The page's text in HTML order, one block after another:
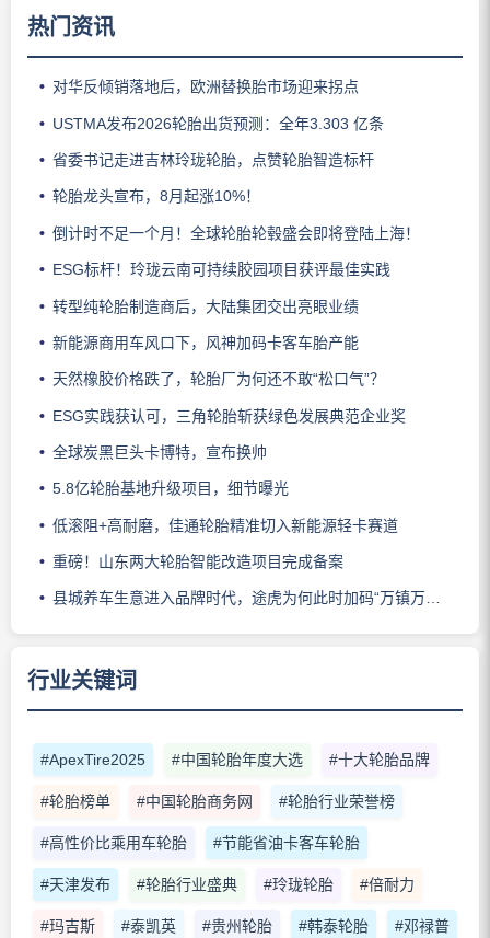
热门资讯
对华反倾销落地后，欧洲替换胎市场迎来拐点
USTMA发布2026轮胎出货预测：全年3.303 亿条
省委书记走进吉林玲珑轮胎，点赞轮胎智造标杆
轮胎龙头宣布，8月起涨10%！
倒计时不足一个月！全球轮胎轮毂盛会即将登陆上海！
ESG标杆！玲珑云南可持续胶园项目获评最佳实践
转型纯轮胎制造商后，大陆集团交出亮眼业绩
新能源商用车风口下，风神加码卡客车胎产能
天然橡胶价格跌了，轮胎厂为何还不敢“松口气”？
ESG实践获认可，三角轮胎斩获绿色发展典范企业奖
全球炭黑巨头卡博特，宣布换帅
5.8亿轮胎基地升级项目，细节曝光
低滚阻+高耐磨，佳通轮胎精准切入新能源轻卡赛道
重磅！山东两大轮胎智能改造项目完成备案
县城养车生意进入品牌时代，途虎为何此时加码“万镇万店”？
行业关键词
#ApexTire2025 #中国轮胎年度大选 #十大轮胎品牌
#轮胎榜单 #中国轮胎商务网 #轮胎行业荣誉榜
#高性价比乘用车轮胎 #节能省油卡客车轮胎
#天津发布 #轮胎行业盛典 #玲珑轮胎 #倍耐力
#玛吉斯 #泰凯英 #贵州轮胎 #韩泰轮胎 #邓禄普